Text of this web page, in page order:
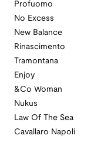
Profuomo
No Excess
New Balance
Rinascimento
Tramontana
Enjoy
&Co Woman
Nukus
Law Of The Sea
Cavallaro Napoli